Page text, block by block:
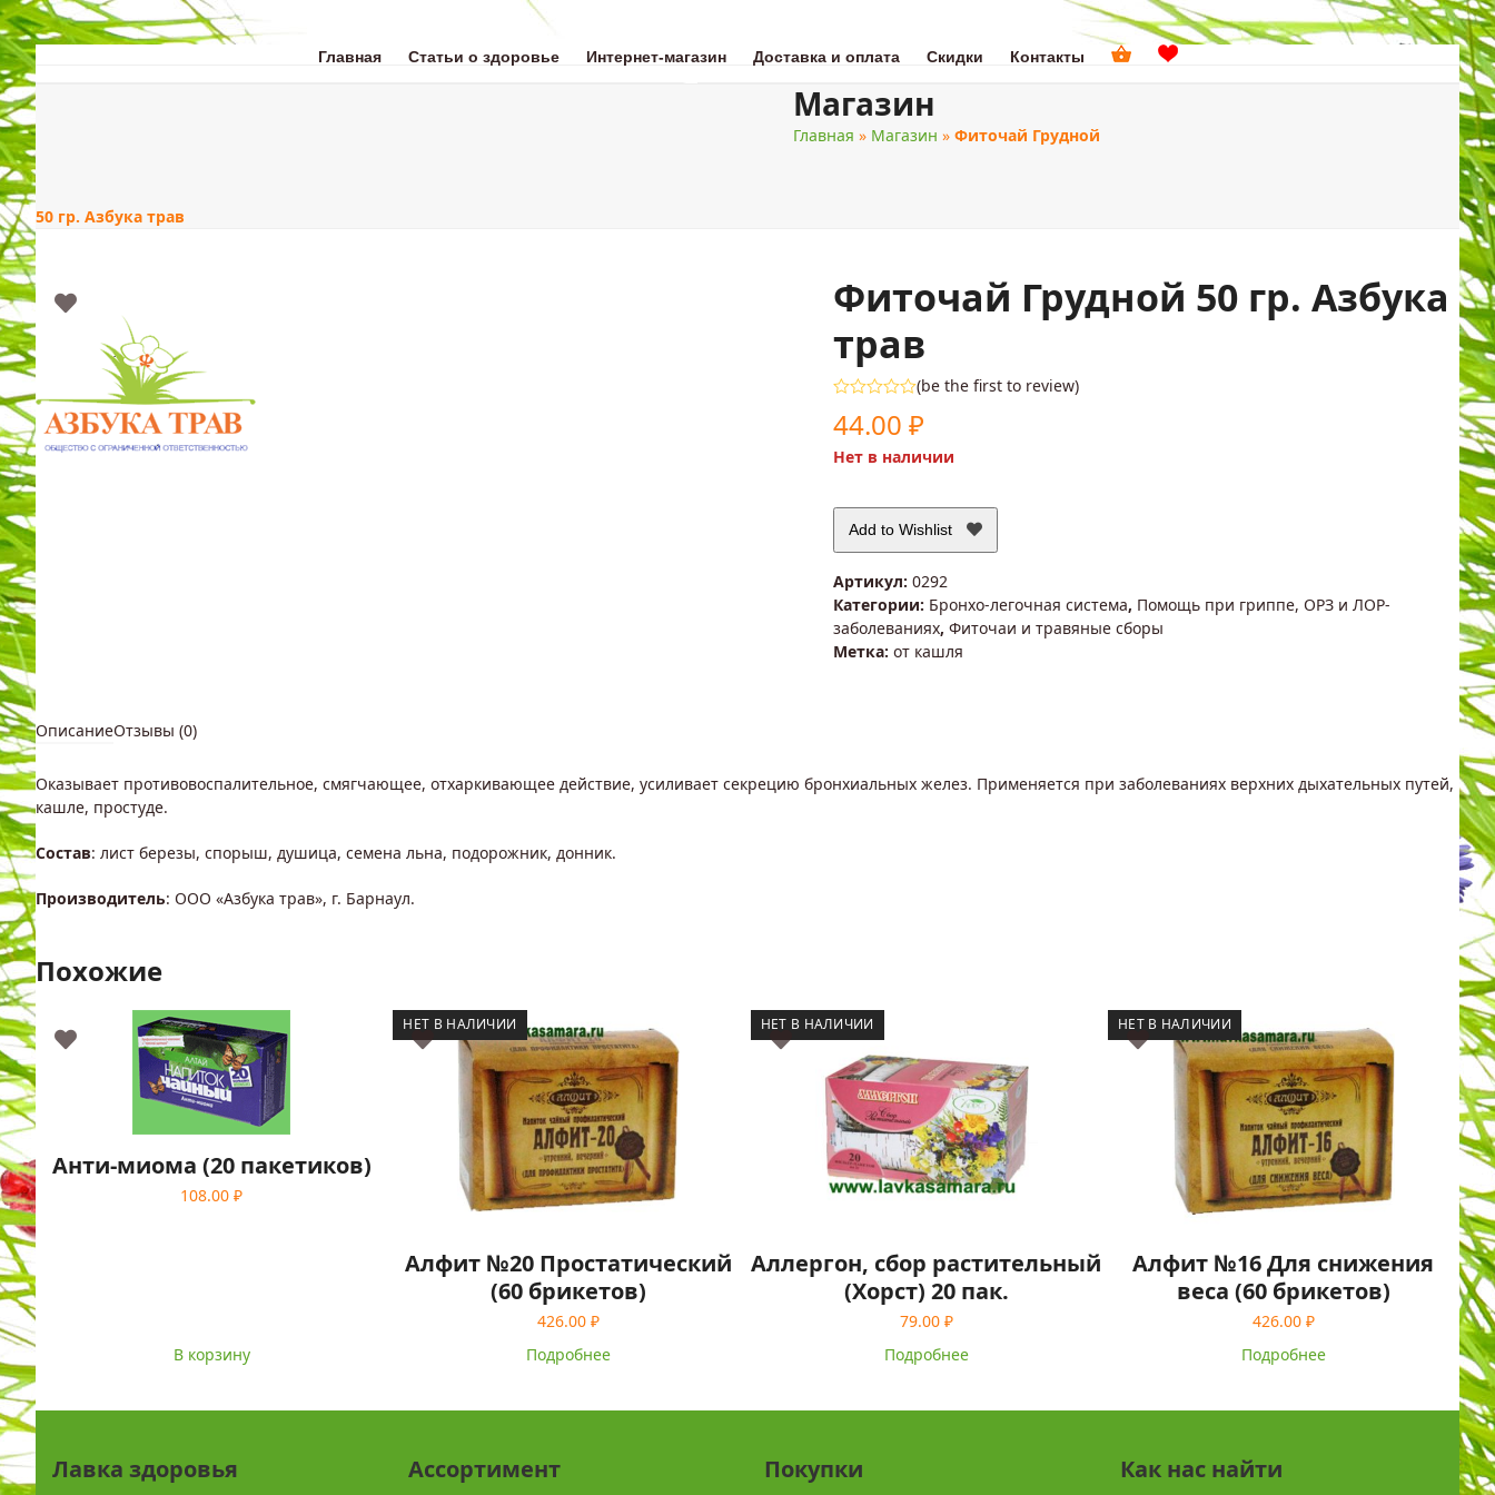
Skip
to
content
Главная Статьи о здоровье Интернет-магазин Доставка и оплата Скидки Контакты
Магазин
Главная » Магазин » Фиточай Грудной
50 гр. Азбука трав
Фиточай Грудной 50 гр. Азбука
трав
0
5
(be the first to review)
44.00 ₽
Нет в наличии
Add to Wishlist
Артикул: 0292
Категории: Бронхо-легочная система, Помощь при гриппе, ОРЗ и ЛОР-
заболеваниях, Фиточаи и травяные сборы
Метка: от кашля
ОписаниеОтзывы (0)
Оказывает противовоспалительное, смягчающее, отхаркивающее действие, усиливает секрецию бронхиальных желез. Применяется при заболеваниях верхних дыхательных путей,
кашле, простуде.
Состав: лист березы, спорыш, душица, семена льна, подорожник, донник.
Производитель: ООО «Азбука трав», г. Барнаул.
Похожие
Анти-миома (20 пакетиков)
108.00₽
В корзину
НЕТ В НАЛИЧИИ
Алфит №20 Простатический
(60 брикетов)
426.00₽
Подробнее
НЕТ В НАЛИЧИИ
Аллергон, сбор растительный
(Хорст) 20 пак.
79.00 ₽
Подробнее
НЕТ В НАЛИЧИИ
Алфит №16 Для снижения
веса (60 брикетов)
426.00 ₽
Подробнее
Лавка здоровья Ассортимент Покупки Как нас найти